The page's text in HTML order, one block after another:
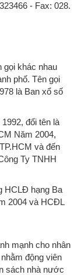
- Fax: 028.
gọi khác nhau
phố. Tên gọi
là Ban xổ số
đổi tên là
Năm 2004,
và đến
Ty TNHH
HCLĐ hạng Ba
2004 và HCĐL
mạnh cho nhân
động viên
sách nhà nước